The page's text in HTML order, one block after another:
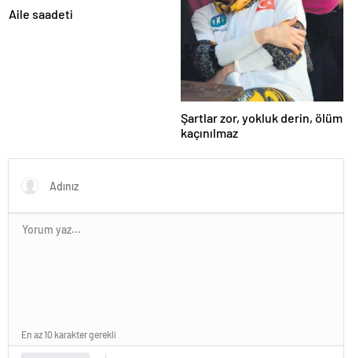
Aile saadeti
Şartlar zor, yokluk derin, ölüm
kaçınılmaz
En az 10 karakter gerekli